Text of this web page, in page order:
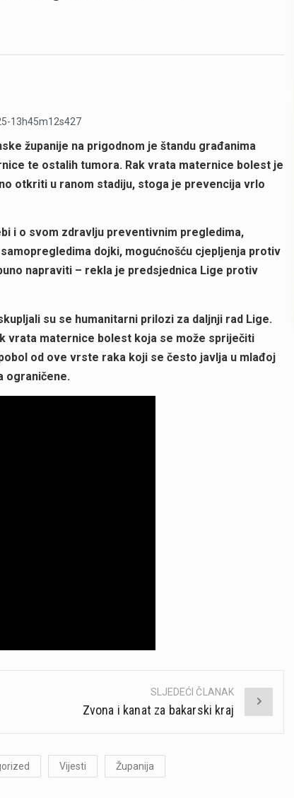
županije na prigodnom je štandu građanima
te ostalih tumora. Rak vrata maternice bolest je
otkriti u ranom stadiju, stoga je prevencija vrlo
i o svom zdravlju preventivnim pregledima,
dojki, mogućnošću cjepljenja protiv
napraviti – rekla je predsjednica Lige protiv
su se humanitarni prilozi za daljnji rad Lige.
vrata maternice bolest koja se može spriječiti
od ove vrste raka koji se često javlja u mlađoj
ograničene.
SLJEDEĆI ČLANAK
Zvona i kanat za bakarski kraj
Vijesti Županija